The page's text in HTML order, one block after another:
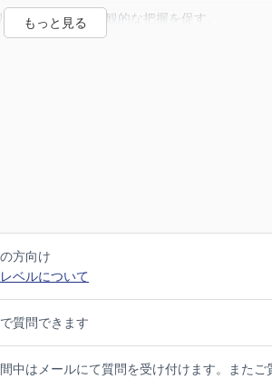
想について客観的な把握を促す。
解を深めます。
析。
します。
を身につけましょう。
応することでストレスを軽減するヒント。
係を豊かにするための鍵です。
ルを手に入れ、毎日の会話をもっと楽しみま
方向け
ベルについて
質問できます
中はメールにて質問を受け付けます。またご